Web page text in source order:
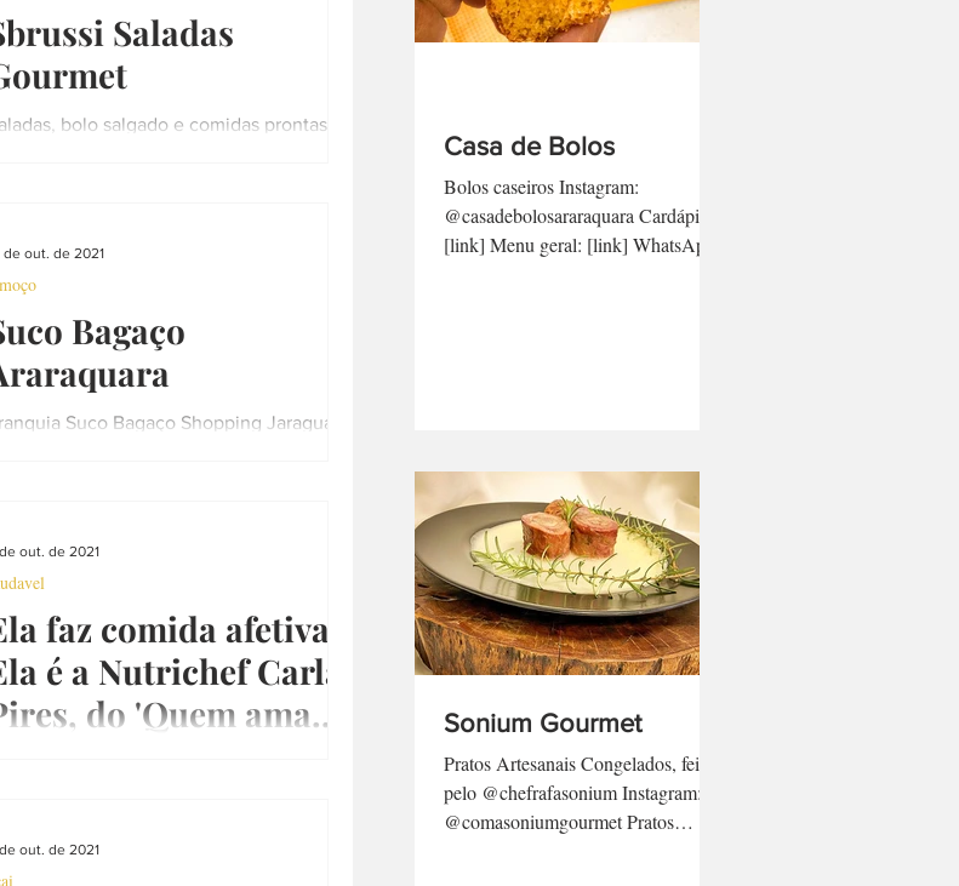
Saladas
bolo salgado e comidas prontas.
Bagaço
Suco Bagaço Shopping Jaraguá
de out. de 2021
faz comida afetiva.
a Nutrichef Carla
do 'Quem ama
primórdios (leia-se...
out. de 2021
out. de 2021
Casa de Bolos
Bolos caseiros Instagram:
@casadebolosararaquara Cardápio:
[link] Menu geral: [link] WhatsApp:
Sonium Gourmet
Pratos Artesanais Congelados, feitos
pelo @chefrafasonium Instagram:
@comasoniumgourmet Pratos